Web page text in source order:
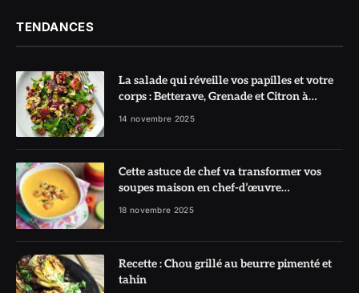
TENDANCES
La salade qui réveille vos papilles et votre
corps : Betterave, Grenade et Citron à
l’honneur
14 novembre 2025
Cette astuce de chef va transformer vos
soupes maison en chef-d’œuvre
réconfortant
18 novembre 2025
Recette : Chou grillé au beurre pimenté et
tahin